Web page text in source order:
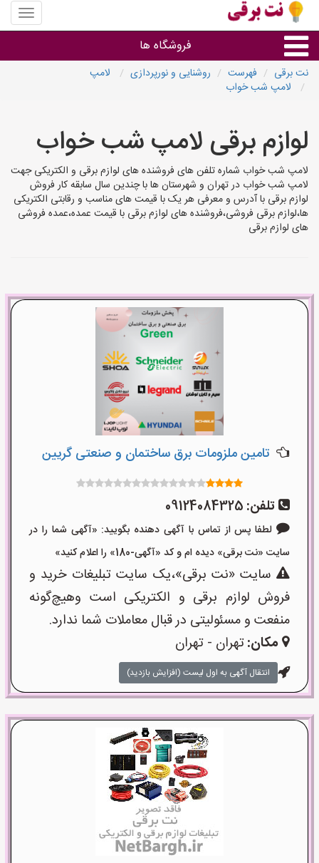
منوی
سایت
برقی
فروشگاه ها
سایر گروه ها
فروشنده های لوازم برقی
نت برقی فهرست روشنایی و نورپردازی
لامپ
لامپ شب خواب
لوازم برقی لامپ شب خواب
لامپ شب خواب شماره تلفن های فروشنده های لوازم برقی و الکتریکی جهت
لامپ شب خواب در تهران و شهرستان ها با چندین سال سابقه کار فروش
لوازم برقی با آدرس و معرفی هر یک با قیمت های مناسب و رقابتی الکتریکی
ها،لوازم برقی فروشی،فروشنده های لوازم برقی با قیمت عمده،عمده فروشی
های لوازم برقی
تامین ملزومات برق ساختمان و صنعتی گریین
تلفن: 09124084325
لطفا پس از تماس با آگهی دهنده بگویید: «آگهی شما را در
سایت «نت برقی» دیده ام و کد «آگهی-180» را اعلام کنید»
سایت «نت برقی»،یک سایت تبلیغات خرید و
فروش لوازم برقی و الکتریکی است وهیچ‌گونه
منفعت و مسئولیتی در قبال معاملات شما ندارد.
مکان:تهران - تهران
انتقال آگهی به اول لیست (افزایش بازدید)